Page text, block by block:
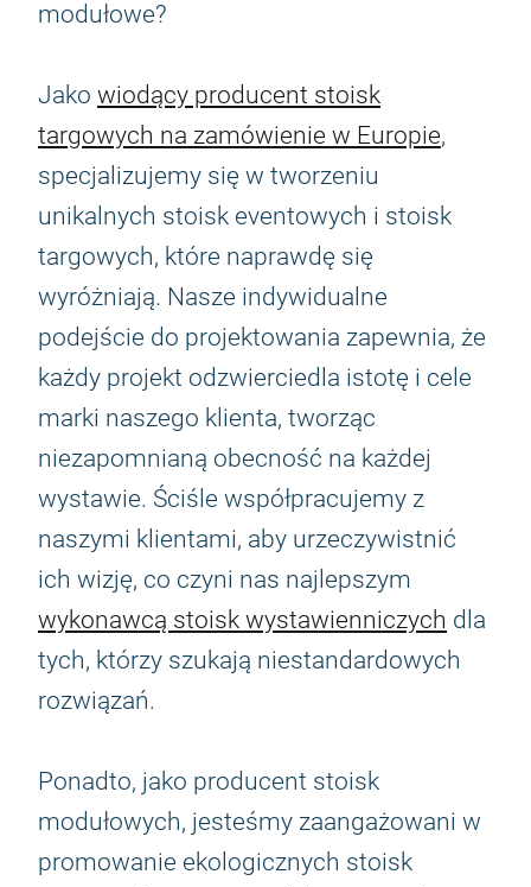
modułowe?
Jako wiodący producent stoisk
targowych na zamówienie w Europie,
specjalizujemy się w tworzeniu
unikalnych stoisk eventowych i stoisk
targowych, które naprawdę się
wyróżniają. Nasze indywidualne
podejście do projektowania zapewnia, że
każdy projekt odzwierciedla istotę i cele
marki naszego klienta, tworząc
niezapomnianą obecność na każdej
wystawie. Ściśle współpracujemy z
naszymi klientami, aby urzeczywistnić
ich wizję, co czyni nas najlepszym
wykonawcą stoisk wystawienniczych dla
tych, którzy szukają niestandardowych
rozwiązań.
Ponadto, jako producent stoisk
modułowych, jesteśmy zaangażowani w
promowanie ekologicznych stoisk